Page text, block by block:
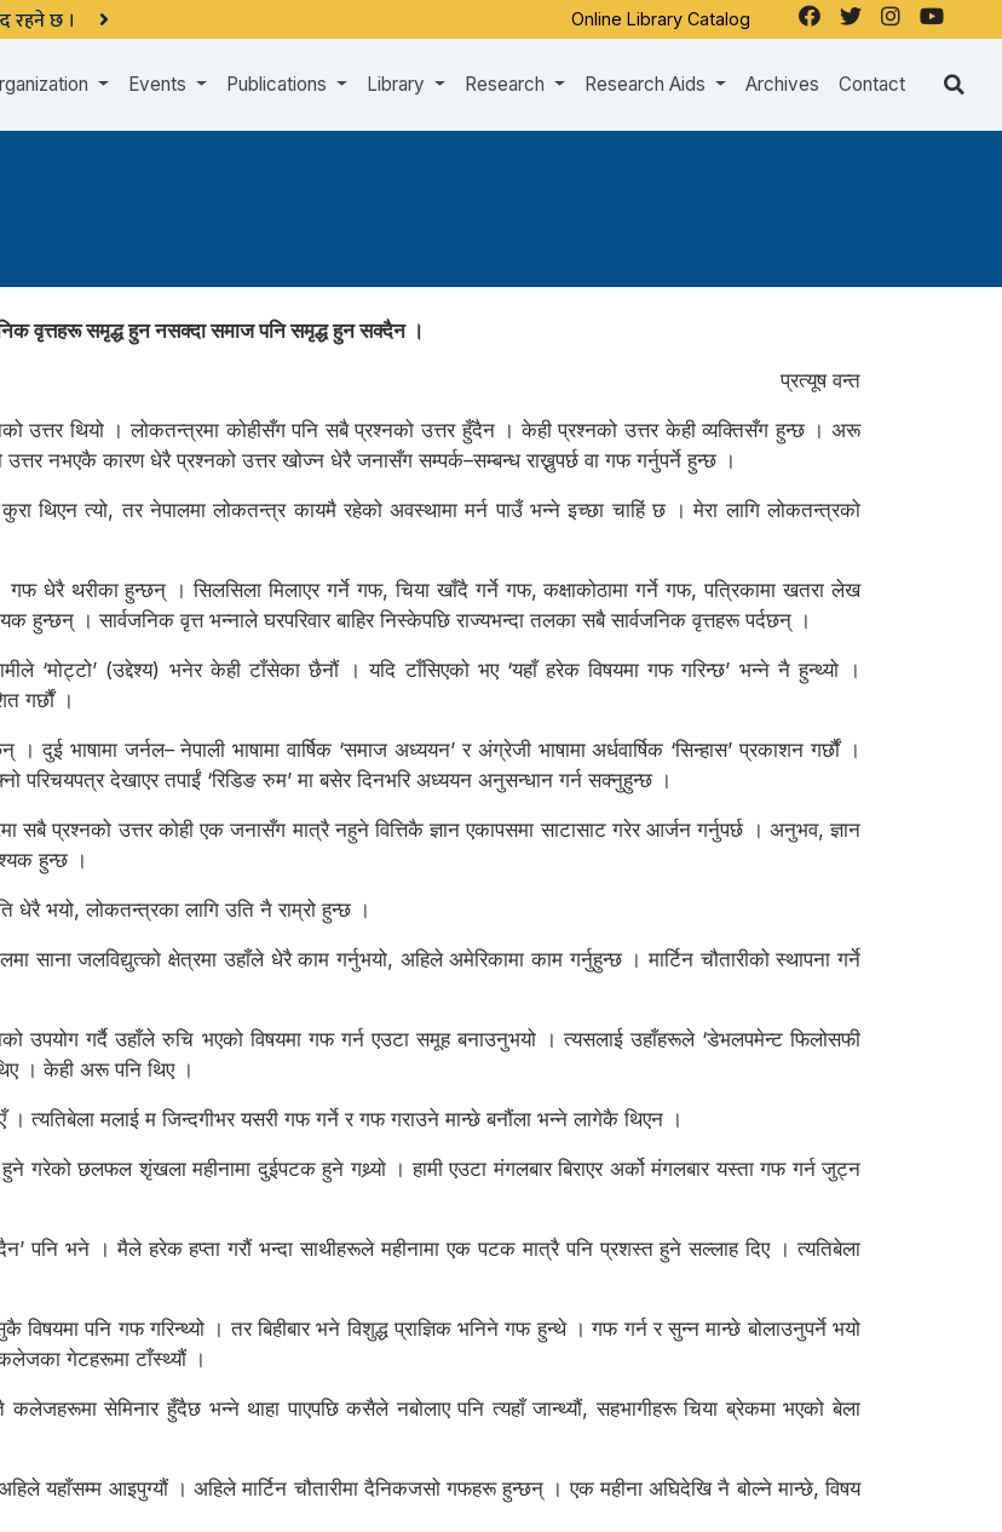
रहने छ । Online Library Catalog
Events Publications Library Research Research Aids Archives Contact
वृत्तहरू समृद्ध हुन नसक्दा समाज पनि समृद्ध हुन सक्दैन ।
प्रत्यूष वन्त
उत्तर थियो । लोकतन्त्रमा कोहीसँग पनि सबै प्रश्नको उत्तर हुँदैन । केही प्रश्नको उत्तर केही व्यक्तिसँग हुन्छ । अरू
नभएकै कारण धेरै प्रश्नको उत्तर खोज्न धेरै जनासँग सम्पर्क–सम्बन्ध राख्नुपर्छ वा गफ गर्नुपर्ने हुन्छ ।
थिएन त्यो, तर नेपालमा लोकतन्त्र कायमै रहेको अवस्थामा मर्न पाउँ भन्ने इच्छा चाहिं छ । मेरा लागि लोकतन्त्रको
धेरै थरीका हुन्छन् । सिलसिला मिलाएर गर्ने गफ, चिया खाँदै गर्ने गफ, कक्षाकोठामा गर्ने गफ, पत्रिकामा खतरा लेख
। सार्वजनिक वृत्त भन्नाले घरपरिवार बाहिर निस्केपछि राज्यभन्दा तलका सबै सार्वजनिक वृत्तहरू पर्दछन् ।
‘मोट्टो’ (उद्देश्य) भनेर केही टाँसेका छैनौं । यदि टाँसिएको भए ‘यहाँ हरेक विषयमा गफ गरिन्छ’ भन्ने नै हुन्थ्यो ।
गर्छौं ।
भाषामा जर्नल– नेपाली भाषामा वार्षिक ‘समाज अध्ययन’ र अंग्रेजी भाषामा अर्धवार्षिक ‘सिन्हास’ प्रकाशन गर्छौं ।
परिचयपत्र देखाएर तपाईं ‘रिडिङ रुम’ मा बसेर दिनभरि अध्ययन अनुसन्धान गर्न सक्नुहुन्छ ।
प्रश्नको उत्तर कोही एक जनासँग मात्रै नहुने वित्तिकै ज्ञान एकापसमा साटासाट गरेर आर्जन गर्नुपर्छ । अनुभव, ज्ञान
हुन्छ ।
भयो, लोकतन्त्रका लागि उति नै राम्रो हुन्छ ।
जलविद्युत्को क्षेत्रमा उहाँले धेरै काम गर्नुभयो, अहिले अमेरिकामा काम गर्नुहुन्छ । मार्टिन चौतारीको स्थापना गर्ने
उपयोग गर्दै उहाँले रुचि भएको विषयमा गफ गर्न एउटा समूह बनाउनुभयो । त्यसलाई उहाँहरूले ‘डेभलपमेन्ट फिलोसफी
। केही अरू पनि थिए ।
त्यतिबेला मलाई म जिन्दगीभर यसरी गफ गर्ने र गफ गराउने मान्छे बनौंला भन्ने लागेकै थिएन ।
गरेको छलफल शृंखला महीनामा दुईपटक हुने गथ्र्याे । हामी एउटा मंगलबार बिराएर अर्को मंगलबार यस्ता गफ गर्न जुट्न
पनि भने । मैले हरेक हप्ता गरौं भन्दा साथीहरूले महीनामा एक पटक मात्रै पनि प्रशस्त हुने सल्लाह दिए । त्यतिबेला
पनि गफ गरिन्थ्यो । तर बिहीबार भने विशुद्ध प्राज्ञिक भनिने गफ हुन्थे । गफ गर्न र सुन्न मान्छे बोलाउनुपर्ने भयो
गेटहरूमा टाँस्थ्यौं ।
सेमिनार हुँदैछ भन्ने थाहा पाएपछि कसैले नबोलाए पनि त्यहाँ जान्थ्यौं, सहभागीहरू चिया ब्रेकमा भएको बेला
यहाँसम्म आइपुग्यौं । अहिले मार्टिन चौतारीमा दैनिकजसो गफहरू हुन्छन् । एक महीना अघिदेखि नै बोल्ने मान्छे, विषय